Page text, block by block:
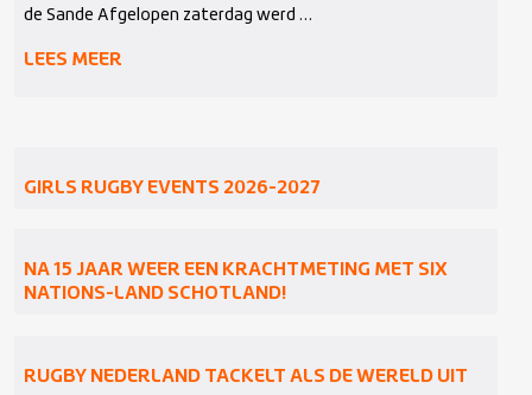
de Sande Afgelopen zaterdag werd …
LEES MEER
GIRLS RUGBY EVENTS 2026-2027
NA 15 JAAR WEER EEN KRACHTMETING MET SIX
NATIONS-LAND SCHOTLAND!
RUGBY NEDERLAND TACKELT ALS DE WERELD UIT